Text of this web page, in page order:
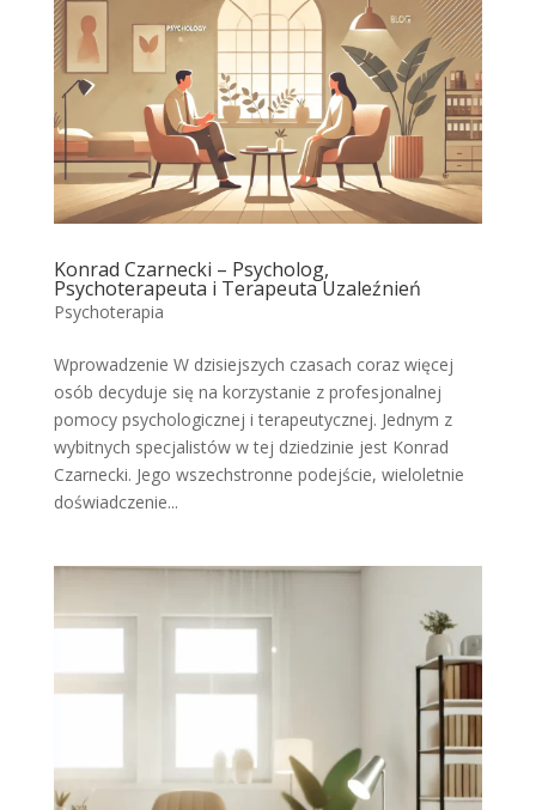
Konrad Czarnecki – Psycholog,
Psychoterapeuta i Terapeuta Uzaleźnień
Psychoterapia
Wprowadzenie W dzisiejszych czasach coraz więcej
osób decyduje się na korzystanie z profesjonalnej
pomocy psychologicznej i terapeutycznej. Jednym z
wybitnych specjalistów w tej dziedzinie jest Konrad
Czarnecki. Jego wszechstronne podejście, wieloletnie
doświadczenie...